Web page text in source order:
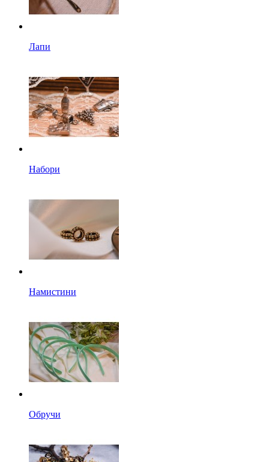
Лапи
Набори
Намистини
Обручи